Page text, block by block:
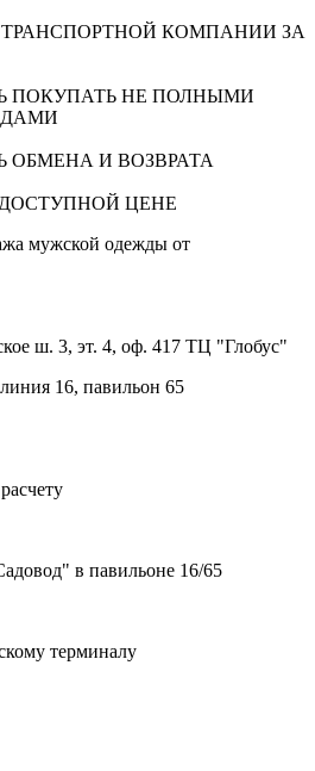
КОМПАНИИ ЗА
ПОКУПАТЬ НЕ ПОЛНЫМИ
И ВОЗВРАТА
ЦЕНЕ
мужской одежды от
ш. 3, эт. 4, оф. 417 ТЦ "Глобус"
16, павильон 65
в павильоне 16/65
терминалу